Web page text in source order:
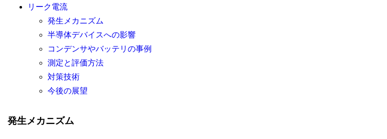
リーク電流
発生メカニズム
半導体デバイスへの影響
コンデンサやバッテリの事例
測定と評価方法
対策技術
今後の展望
発生メカニズム